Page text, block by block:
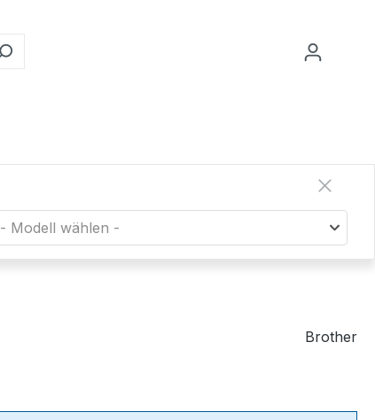
- Modell wählen -
Brother